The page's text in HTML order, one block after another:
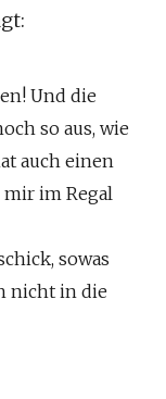
Und die
so aus, wie
auch einen
im Regal
sowas
nicht in die